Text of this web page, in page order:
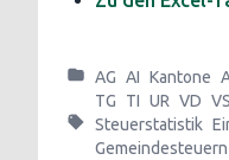
AG AI Kantone
TG
TI UR VD VS
Steuerstatistik
Gemeindesteuern